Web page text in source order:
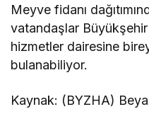
Meyve fidanı
vatandaşlar Büyükşehir
hizmetler dairesine
bulanabiliyor.
Kaynak: (BYZHA)